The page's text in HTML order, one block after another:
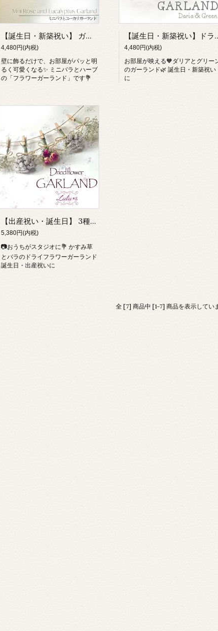
【誕生日・新築祝い】 ガーランド ドライフラワー プリザーブドフラワー スワッグ 5点セット ミニバラ ユーカリ 壁掛け 飾り インテリア 雑貨 子供部屋 バースデー フォト かわいい ギフト
4,480円(内税)
壁に飾るだけで、お部屋がパッと明
るく可愛くなる✨ ミニバラとハーブ
の「フラワーガーランド」です💐
【誕生日・新築祝い】ドライフラワー ガーランド スワッグ 5
4,480円(内税)
お部屋が映える🧡ダリアとグリー
のガーランド🌿 誕生日・新築祝い
に
【出産祝い・誕生日】 3種のバラとかすみ草の ドライフラワー ガーランド ミニスワッグ 5本セット 花束 ブーケ 壁飾り 飾り付け インテリア 雑貨 新築祝い 結婚祝い 女性 友達 ルルズ
5,380円(内税)
📷おうちがスタジオに💐 かすみ草
とバラのドライフラワーガーランド
誕生日・出産祝いに
全 [7] 商品中 [1-7] 商品を表示してい